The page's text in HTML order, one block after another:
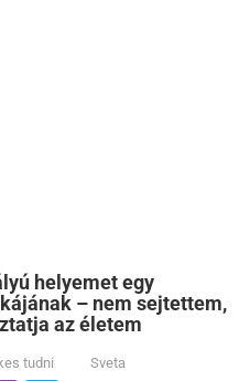
helyemet egy
– nem sejtettem,
az életem
tudni Sveta